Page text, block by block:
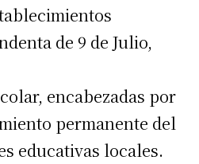
de 9 de Julio,
encabezadas por
permanente del
educativas locales.